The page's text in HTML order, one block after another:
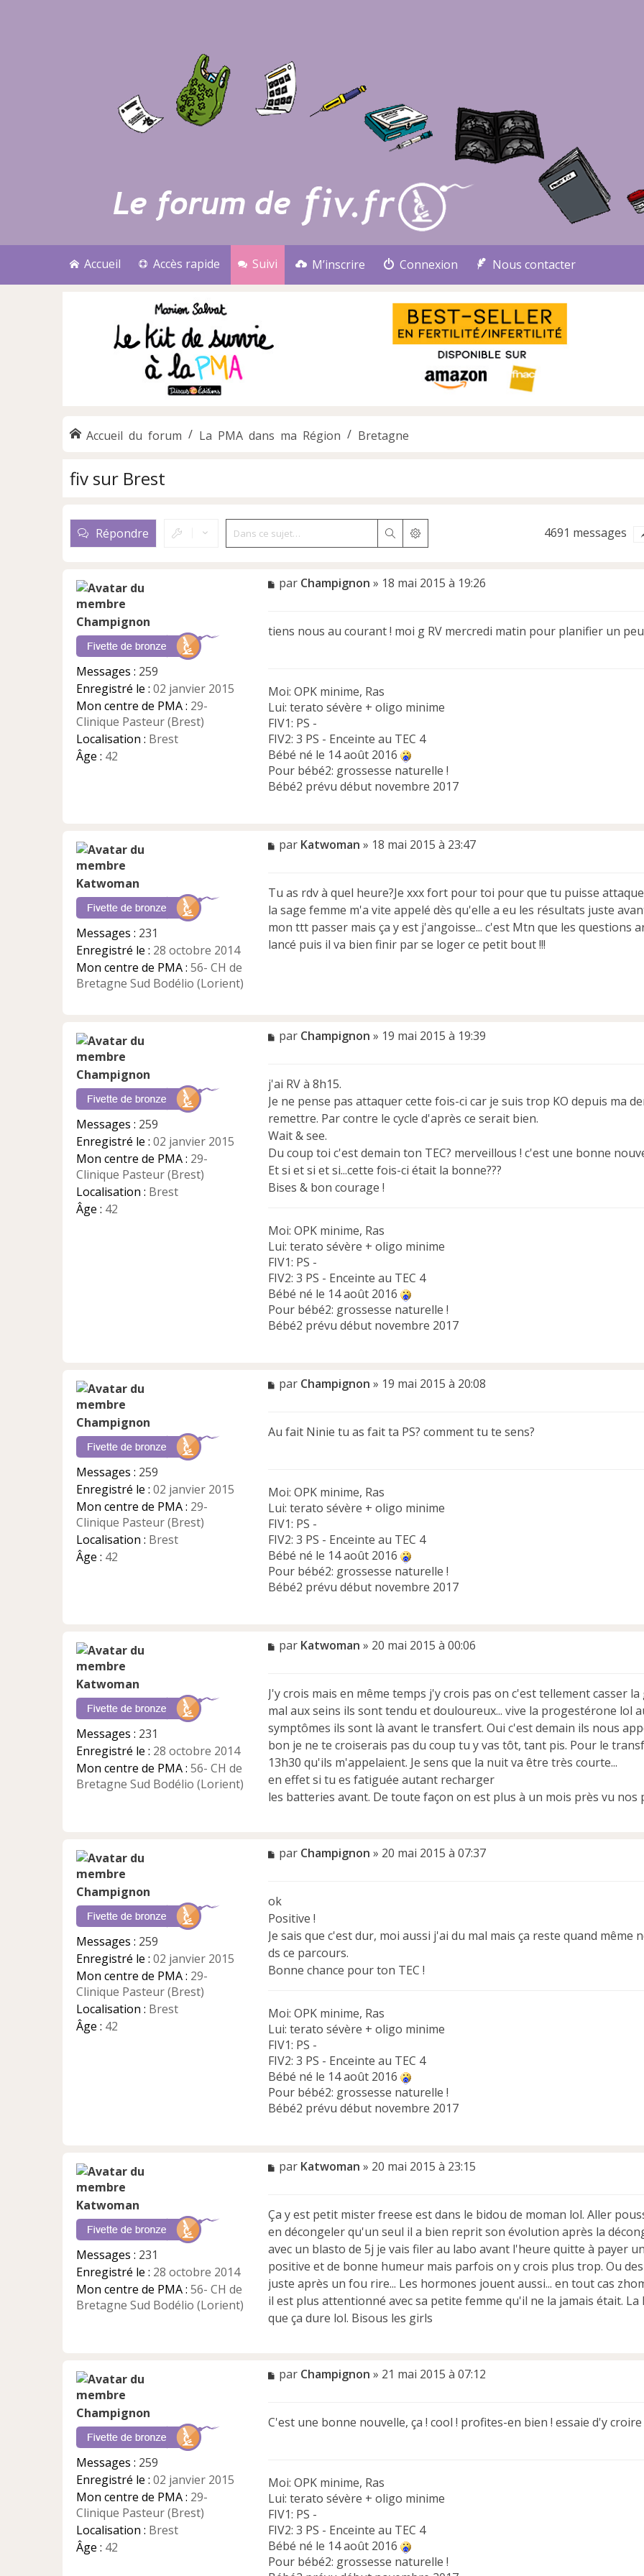
Accueil Accès rapide Suivi M’inscrire Connexion Nous contacter
Accueil du forum La PMA dans ma Région Bretagne
fiv sur Brest
Répondre RechercherRecherche avancée 4691 messages
Champignon
Messages : 259
Enregistré le : 02 janvier 2015
Mon centre de PMA : 29-
Clinique Pasteur (Brest)
Localisation : Brest
Âge : 42
M
a
o
n
l
u
par Champignon » 18 mai 2015 à 19:26
tiens nous au courant ! moi g RV mercredi matin pour planifier un
Moi: OPK minime, Ras
Lui: terato sévère + oligo minime
FIV1: PS -
FIV2: 3 PS - Enceinte au TEC 4
Bébé né le 14 août 2016
Pour bébé2: grossesse naturelle !
Bébé2 prévu début novembre 2017
Katwoman
Messages : 231
Enregistré le : 28 octobre 2014
Mon centre de PMA : 56- CH de
Bretagne Sud Bodélio (Lorient)
M
a
g
e
n
o
par Katwoman » 18 mai 2015 à 23:47
Tu as rdv à quel heure?Je xxx fort pour toi pour que tu puisse
la sage femme m'a vite appelé dès qu'elle a eu les résultats juste
mon ttt passer mais ça y est j'angoisse... c'est Mtn que les questions
lancé puis il va bien finir par se loger ce petit bout !!!
Champignon
Messages : 259
Enregistré le : 02 janvier 2015
Mon centre de PMA : 29-
Clinique Pasteur (Brest)
Localisation : Brest
Âge : 42
M
a
g
e
n
o
n
l
u
par Champignon » 19 mai 2015 à 19:39
j'ai RV à 8h15.
Je ne pense pas attaquer cette fois-ci car je suis trop KO depuis ma
remettre. Par contre le cycle d'après ce serait bien.
Wait & see.
Du coup toi c'est demain ton TEC? merveillous ! c'est une bonne
Et si et si et si...cette fois-ci était la bonne???
Bises & bon courage !
Moi: OPK minime, Ras
Lui: terato sévère + oligo minime
FIV1: PS -
FIV2: 3 PS - Enceinte au TEC 4
Bébé né le 14 août 2016
Pour bébé2: grossesse naturelle !
Bébé2 prévu début novembre 2017
Champignon
Messages : 259
Enregistré le : 02 janvier 2015
Mon centre de PMA : 29-
Clinique Pasteur (Brest)
Localisation : Brest
Âge : 42
M
a
o
n
l
u
par Champignon » 19 mai 2015 à 20:08
Au fait Ninie tu as fait ta PS? comment tu te sens?
Moi: OPK minime, Ras
Lui: terato sévère + oligo minime
FIV1: PS -
FIV2: 3 PS - Enceinte au TEC 4
Bébé né le 14 août 2016
Pour bébé2: grossesse naturelle !
Bébé2 prévu début novembre 2017
Katwoman
Messages : 231
Enregistré le : 28 octobre 2014
Mon centre de PMA : 56- CH de
Bretagne Sud Bodélio (Lorient)
M
a
g
e
n
o
n
l
u
par Katwoman » 20 mai 2015 à 00:06
J'y crois mais en même temps j'y crois pas on c'est tellement casser
mal aux seins ils sont tendu et douloureux... vive la progestérone lol
symptômes ils sont là avant le transfert. Oui c'est demain ils nous
bon je ne te croiserais pas du coup tu y vas tôt, tant pis. Pour le
13h30 qu'ils m'appelaient. Je sens que la nuit va être très courte...
en effet si tu es fatiguée autant recharger
les batteries avant. De toute façon on est plus à un mois près vu nos
Champignon
Messages : 259
Enregistré le : 02 janvier 2015
Mon centre de PMA : 29-
Clinique Pasteur (Brest)
Localisation : Brest
Âge : 42
M
s
a
g
e
n
o
n
par Champignon » 20 mai 2015 à 07:37
ok
Positive !
Je sais que c'est dur, moi aussi j'ai du mal mais ça reste quand
ds ce parcours.
Bonne chance pour ton TEC !
Moi: OPK minime, Ras
Lui: terato sévère + oligo minime
FIV1: PS -
FIV2: 3 PS - Enceinte au TEC 4
Bébé né le 14 août 2016
Pour bébé2: grossesse naturelle !
Bébé2 prévu début novembre 2017
Katwoman
Messages : 231
Enregistré le : 28 octobre 2014
Mon centre de PMA : 56- CH de
Bretagne Sud Bodélio (Lorient)
M
a
g
e
n
o
n
l
u
par Katwoman » 20 mai 2015 à 23:15
Ça y est petit mister freese est dans le bidou de moman lol. Aller
en décongeler qu'un seul il a bien reprit son évolution après la
avec un blasto de 5j je vais filer au labo avant l'heure quitte à payer
positive et de bonne humeur mais parfois on y crois plus trop. Ou
juste après un fou rire... Les hormones jouent aussi... en tout cas
il est plus attentionné avec sa petite femme qu'il ne la jamais était.
que ça dure lol. Bisous les girls
Champignon
Messages : 259
Enregistré le : 02 janvier 2015
Mon centre de PMA : 29-
Clinique Pasteur (Brest)
Localisation : Brest
Âge : 42
M
s
a
o
n
l
u
par Champignon » 21 mai 2015 à 07:12
C'est une bonne nouvelle, ça ! cool ! profites-en bien ! essaie d'y croire
Moi: OPK minime, Ras
Lui: terato sévère + oligo minime
FIV1: PS -
FIV2: 3 PS - Enceinte au TEC 4
Bébé né le 14 août 2016
Pour bébé2: grossesse naturelle !